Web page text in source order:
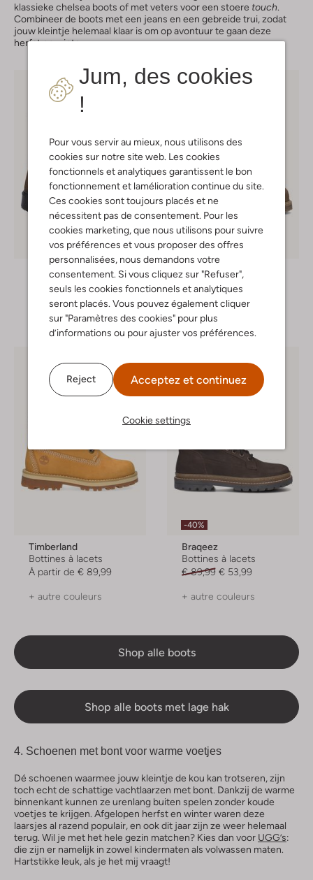
Jum, des cookies
!
Pour vous servir au mieux, nous utilisons des
cookies sur notre site web. Les cookies
fonctionnels et analytiques garantissent le bon
fonctionnement et lamélioration continue du site.
Ces cookies sont toujours placés et ne
nécessitent pas de consentement. Pour les
cookies marketing, que nous utilisons pour suivre
vos préférences et vous proposer des offres
personnalisées, nous demandons votre
consentement. Si vous cliquez sur "Refuser",
seuls les cookies fonctionnels et analytiques
seront placés. Vous pouvez également cliquer
sur "Paramètres des cookies" pour plus
d’informations ou pour ajuster vos préférences.
Reject Acceptez et continuez
Cookie settings
klassieke chelsea boots of met veters voor een stoere touch.
Combineer de boots met een jeans en een gebreide trui, zodat
jouw kleintje helemaal klaar is om op avontuur te gaan deze
herfst en winter.
Blundstone
Bottines chelsea
€ 129,99
-20%
Du Loua
Bottines chelsea
À partir de € 71,99
+ autre couleurs
Timberland
Bottines à lacets
À partir de € 89,99
+ autre couleurs
-40%
Braqeez
Bottines à lacets
€ 89,99 € 53,99
+ autre couleurs
Shop alle boots
Shop alle boots met lage hak
4. Schoenen met bont voor warme voetjes
Dé schoenen waarmee jouw kleintje de kou kan trotseren, zijn
toch echt de schattige vachtlaarzen met bont. Dankzij de warme
binnenkant kunnen ze urenlang buiten spelen zonder koude
voetjes te krijgen. Afgelopen herfst en winter waren deze
laarsjes al razend populair, en ook dit jaar zijn ze weer helemaal
terug. Wil je met het hele gezin matchen? Kies dan voor UGG’s:
die zijn er namelijk in zowel kindermaten als volwassen maten.
Hartstikke leuk, als je het mij vraagt!